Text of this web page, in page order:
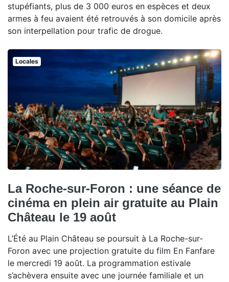
stupéfiants, plus de 3 000 euros en espèces et deux
armes à feu avaient été retrouvés à son domicile après
son interpellation pour trafic de drogue.
Locales
La Roche-sur-Foron : une séance de
cinéma en plein air gratuite au Plain
Château le 19 août
L’Été au Plain Château se poursuit à La Roche-sur-
Foron avec une projection gratuite du film En Fanfare
le mercredi 19 août. La programmation estivale
s’achèvera ensuite avec une journée familiale et un